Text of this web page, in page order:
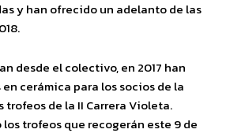
y han ofrecido un adelanto de las
desde el colectivo, en 2017 han
cerámica para los socios de la
trofeos de la II Carrera Violeta.
trofeos que recogerán este 9 de